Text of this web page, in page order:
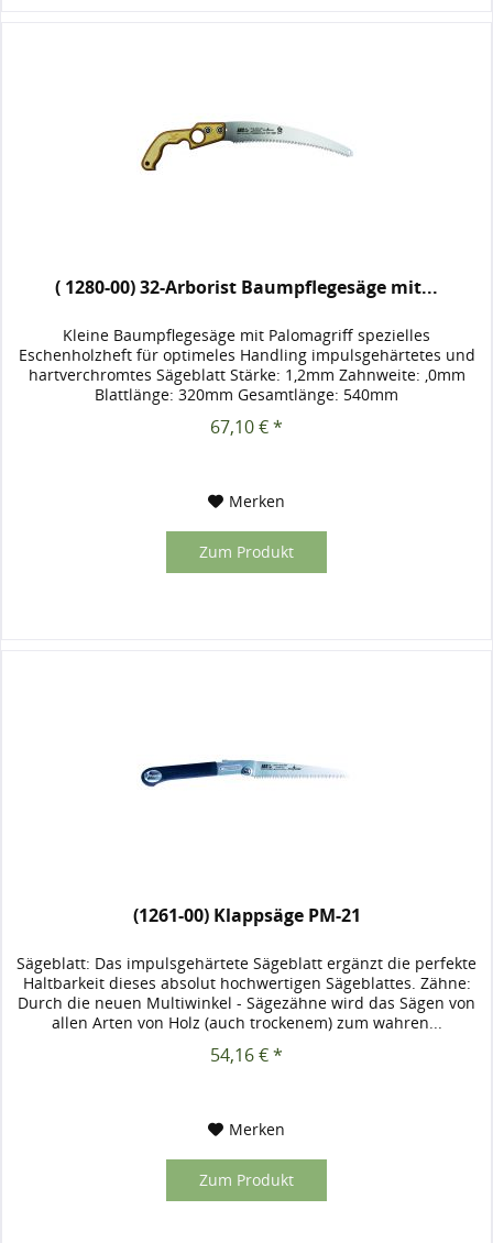
( 1280-00) 32-Arborist Baumpflegesäge mit...
Kleine Baumpflegesäge mit Palomagriff spezielles
Eschenholzheft für optimeles Handling impulsgehärtetes und
hartverchromtes Sägeblatt Stärke: 1,2mm Zahnweite: ,0mm
Blattlänge: 320mm Gesamtlänge: 540mm
67,10 € *
Merken
Zum Produkt
(1261-00) Klappsäge PM-21
Sägeblatt: Das impulsgehärtete Sägeblatt ergänzt die perfekte
Haltbarkeit dieses absolut hochwertigen Sägeblattes. Zähne:
Durch die neuen Multiwinkel - Sägezähne wird das Sägen von
allen Arten von Holz (auch trockenem) zum wahren...
54,16 € *
Merken
Zum Produkt